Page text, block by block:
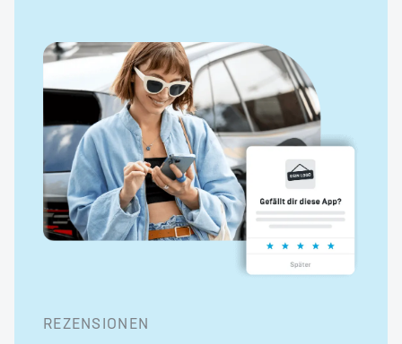
REZENSIONEN